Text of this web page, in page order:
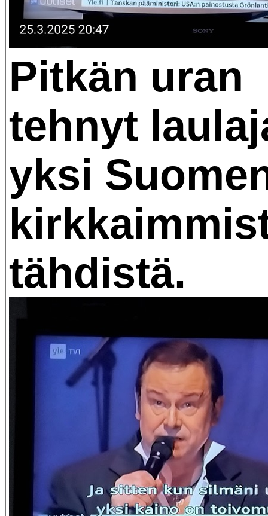
Pitkän uran
tehnyt
yksi
tähdistä.